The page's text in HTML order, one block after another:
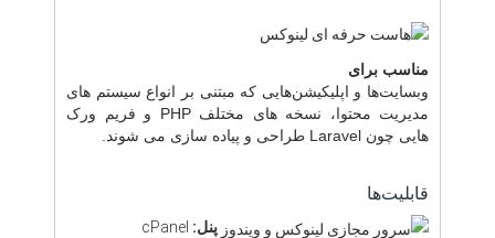
مناسب برای
وبسایت‌ها و اپلیکیشن‌هایی که مبتنی بر انواع سیستم های
مدیریت محتوا، نسخه های مختلف PHP و فریم ورک
هایی چون Laravel طراحی و پیاده سازی می شوند.
قابلیت‌ها
پنل: